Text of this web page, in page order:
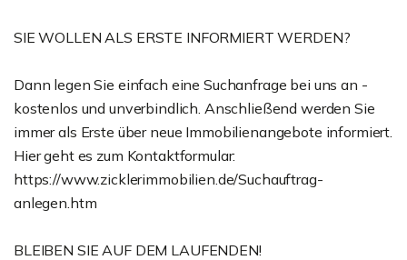
SIE WOLLEN ALS ERSTE INFORMIERT WERDEN?
Dann legen Sie einfach eine Suchanfrage bei uns an -
kostenlos und unverbindlich. Anschließend werden Sie
immer als Erste über neue Immobilienangebote informiert.
Hier geht es zum Kontaktformular:
https://www.zicklerimmobilien.de/Suchauftrag-
anlegen.htm
BLEIBEN SIE AUF DEM LAUFENDEN!